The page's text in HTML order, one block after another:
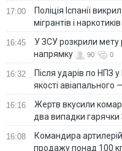
17:00
Поліція Іспанії
мігрантів і наркотиків
16:45
У ЗСУ розкрили мету
напрямку
90 0
16:32
Після ударів по НПЗ
якості авіапального
16:16
Жертв вкусили
два випадки гарячки
16:08
Командира
продажу понад 100